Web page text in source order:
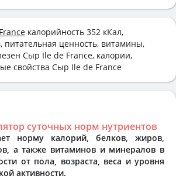
калорийность 352 кКал,
питательная ценность, витамины,
Сыр Ile de France, калории,
свойства Сыр Ile de France
суточных норм нутриентов
норму калорий, белков, жиров,
а также витаминов и минералов в
от пола, возраста, веса и уровня
активности.